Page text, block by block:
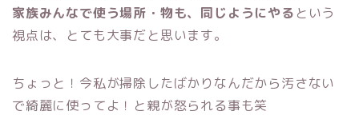
家族みんなで使う場所・物も、同じようにやる という
視点は、とても大事だと思います。
ちょっと！今私が掃除したばかりなんだから汚さない
で綺麗に使ってよ！と親が怒られる事も笑